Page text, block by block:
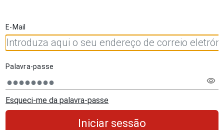
E-Mail
Palavra-passe
visibility
Esqueci-me da palavra-passe
Iniciar sessão